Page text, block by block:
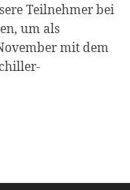
Teilnehmer bei
um als
mit dem